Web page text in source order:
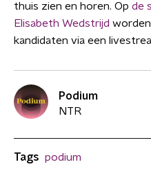
thuis zien en horen. Op de
Elisabeth Wedstrijd
kandidaten via een
Podium
NTR
Tags podium